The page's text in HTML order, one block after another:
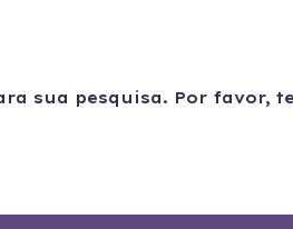
sua pesquisa. Por favor,